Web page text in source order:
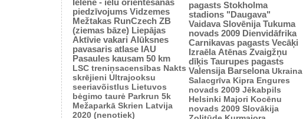
Ielene - ielu orientēšanās
piedzīvojums Vidzemes
Mežtakas RunCzech ZB
(ziemas bāze) Liepājas
Aktīvie vakari Alūksnes
pavasaris atlase IAU
Pasaules kausam 50 km
LSC treniņsacensības Nakts
skrējieni Ultrajooksu
seeriavõistlus Lietuvos
bėgimo taurė Parkrun 5k
Mežaparkā Skrien Latvija
2020 (nenotiek)
pagasts Stokholma
stadions "Daugava"
Vaidava Slovēnija Tukuma
novads 2009 Dienvidāfrika
Carnikavas pagasts Vecāķi
Izraēla Atēnas Zvaigžņu
dīķis Taurupes pagasts
Valensija Barselona Ukraina
Salacgrīva Kipra Engures
novads 2009 Jēkabpils
Helsinki Majori Kocēnu
novads 2009 Slovākija